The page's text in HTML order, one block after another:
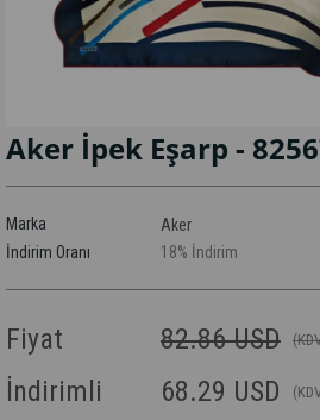
Aker İpek Eşarp -
Marka
Aker
İndirim Oranı
%
18 İndirim
Fiyat 82.86 USD
İndirimli 68.29 USD